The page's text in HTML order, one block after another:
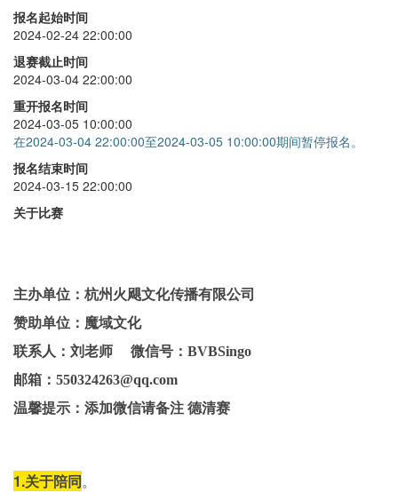
五阶
六阶
七阶
报名起始时间
2024-02-24 22:00:00
退赛截止时间
2024-03-04 22:00:00
重开报名时间
2024-03-05 10:00:00
在2024-03-04 22:00:00至2024-03-05 10:00:00期间暂停报名。
报名结束时间
2024-03-15 22:00:00
关于比赛
主办单位： 杭州火飓文化传播有限公司
赞助单位：魔域文化
联系人：刘老师 微信号：BVBSingo
邮箱：550324263@qq.com
温馨提示：添加微信请备注 德清赛
1.关于陪同。